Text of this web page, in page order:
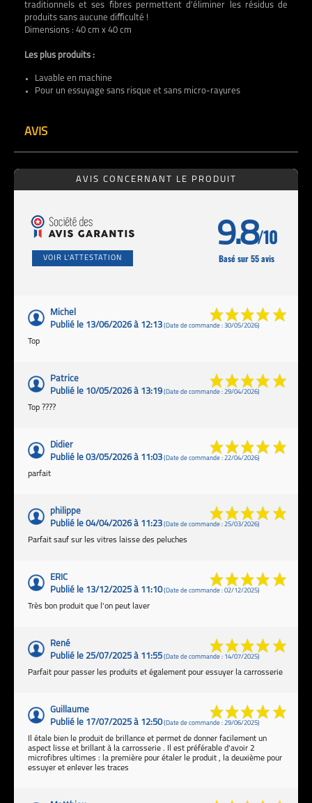
traditionnels et ses fibres permettent d'éliminer les résidus de
produits sans aucune difficulté !
Dimensions : 40 cm x 40 cm
Les plus produits :
Lavable en machine
Pour un essuyage sans risque et sans micro-rayures
AVIS
AVIS CONCERNANT LE PRODUIT
VOIR L'ATTESTATION
9.8/10
Basé sur 55 avis
Michel
Publié le 13/06/2026 à 12:13(Date de commande : 30/05/2026)
Top
Patrice
Publié le 10/05/2026 à 13:19(Date de commande : 29/04/2026)
Top ????
Didier
Publié le 03/05/2026 à 11:03(Date de commande : 22/04/2026)
parfait
philippe
Publié le 04/04/2026 à 11:23(Date de commande : 25/03/2026)
Parfait sauf sur les vitres laisse des peluches
ERIC
Publié le 13/12/2025 à 11:10(Date de commande : 02/12/2025)
Très bon produit que l'on peut laver
René
Publié le 25/07/2025 à 11:55(Date de commande : 14/07/2025)
Parfait pour passer les produits et également pour essuyer la carrosserie
Guillaume
Publié le 17/07/2025 à 12:50(Date de commande : 29/06/2025)
Il étale bien le produit de brillance et permet de donner facilement un
aspect lisse et brillant à la carrosserie . Il est préférable d'avoir 2
microfibres ultimes : la première pour étaler le produit , la deuxième pour
essuyer et enlever les traces